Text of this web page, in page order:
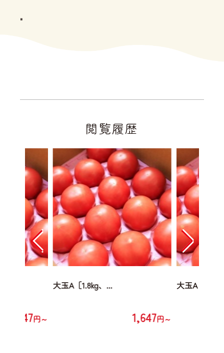
"
閲覧履歴
1,647円～
大玉A［1.8kg、...
1,647円～
大玉A［